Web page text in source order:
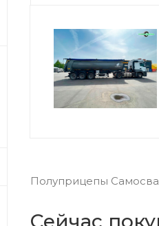
Полуприцепы
Сейчас